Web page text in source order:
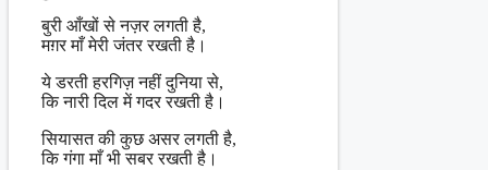
बुरी आँखों से नज़र लगती है,
मग़र माँ मेरी जंतर रखती है।
ये डरती हरगिज़ नहीं दुनिया से,
कि नारी दिल में गदर रखती है।
सियासत की कुछ असर लगती है,
कि गंगा माँ भी सबर रखती है।